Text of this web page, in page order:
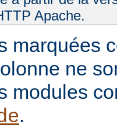
Apache.
marquées
ne
modules
.